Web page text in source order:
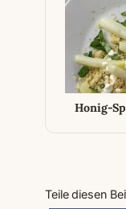
Honig-
Teile diesen